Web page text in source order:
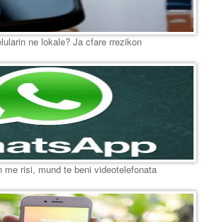
ne lokale? Ja cfare rrezikon
me risi, mund te beni videotelefonata